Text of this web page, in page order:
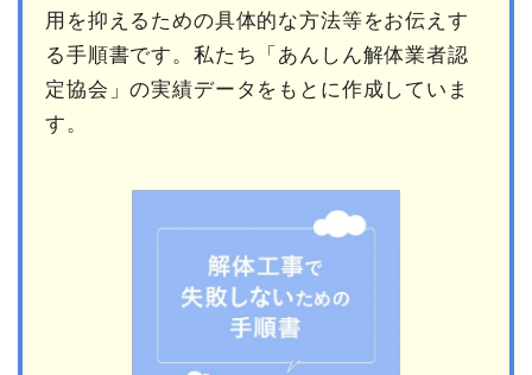
用を抑えるための具体的な方法等をお伝えす
る手順書です。私たち「あんしん解体業者認
定協会」の実績データをもとに作成していま
す。